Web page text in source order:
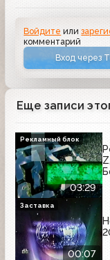
Войдите или
комментарий
Вход через
Еще записи
03:29
Рекламный блок
00:07
Заставка